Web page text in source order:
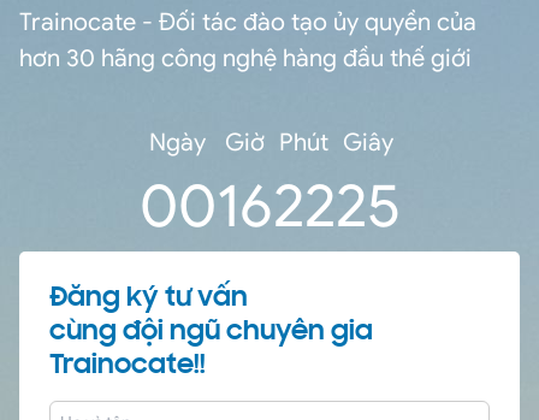
Trainocate - Đối tác đào tạo ủy quyền của
hơn 30 hãng công nghệ hàng đầu thế giới
Ngày
00
Giờ
16
Phút
22
Giây
24
Đăng ký tư vấn
cùng đội ngũ chuyên gia
Trainocate!!